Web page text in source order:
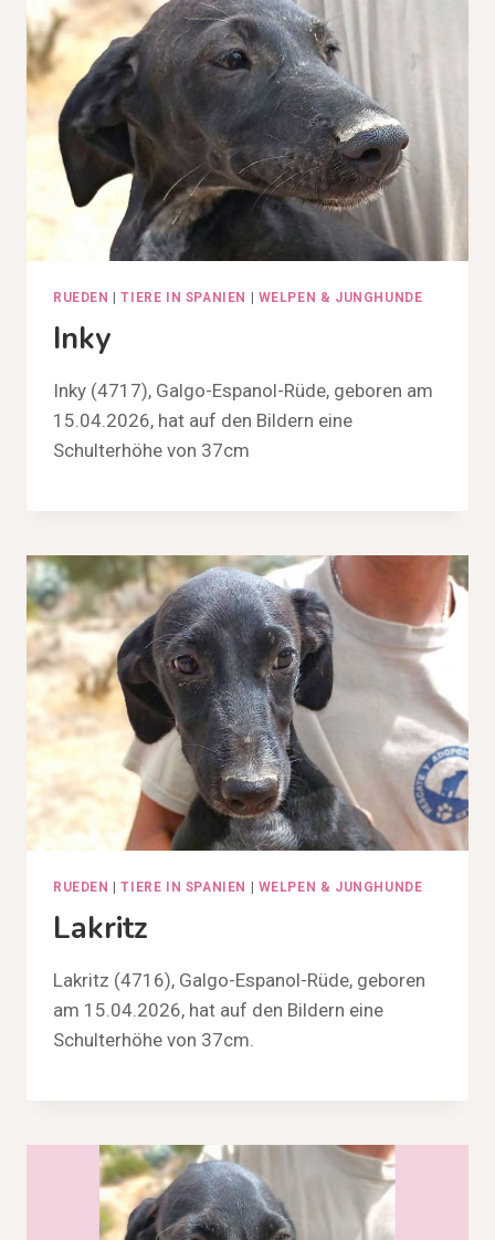
RUEDEN |TIERE IN SPANIEN WELPEN & JUNGHUNDE
Inky
Inky (4717), Galgo-Espanol-Rüde, geboren am
15.04.2026, hat auf den Bildern eine
Schulterhöhe von 37cm
RUEDEN |TIERE IN SPANIEN WELPEN & JUNGHUNDE
Lakritz
Lakritz (4716), Galgo-Espanol-Rüde, geboren
am 15.04.2026, hat auf den Bildern eine
Schulterhöhe von 37cm.